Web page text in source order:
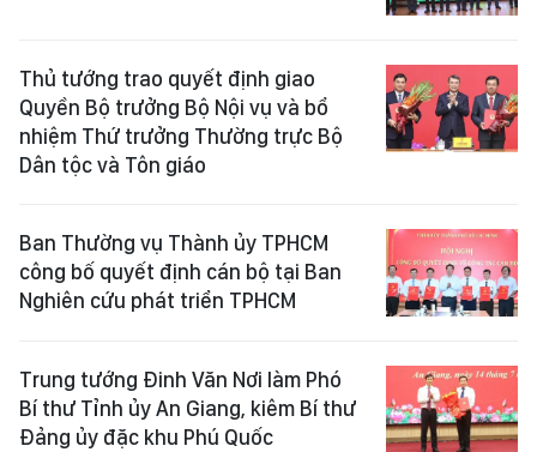
Thủ tướng trao quyết định giao
Quyền Bộ trưởng Bộ Nội vụ và bổ
nhiệm Thứ trưởng Thường trực Bộ
Dân tộc và Tôn giáo
Ban Thường vụ Thành ủy TPHCM
công bố quyết định cán bộ tại Ban
Nghiên cứu phát triển TPHCM
Trung tướng Đinh Văn Nơi làm Phó
Bí thư Tỉnh ủy An Giang, kiêm Bí thư
Đảng ủy đặc khu Phú Quốc